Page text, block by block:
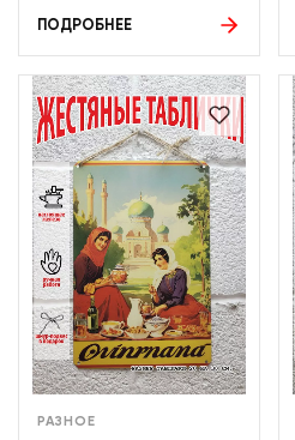
ПОДРОБНЕЕ
РАЗНОЕ